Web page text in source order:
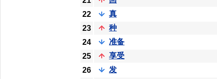
22
真
23
种
24
准备
25
享受
26
发